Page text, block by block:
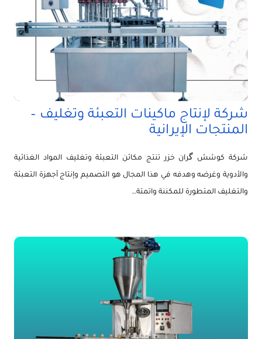
شركة لإنتاج ماكينات التعبئة وتغليف –
المنتجات الإيرانية
شركة كوشش گران خزر تنتج مكائن التعبئة وتغليف المواد الغذائية
والأدوية وغرضه وهدفه في هذا المجال هو التصميم وإنتاج أجهزة التعبئة
والتغليف المتطورة للمكننة واتمتة…